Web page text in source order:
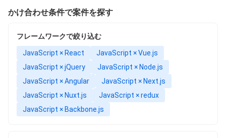
かけ合わせ条件で案件を探す
フレームワークで絞り込む
JavaScript × React
JavaScript × Vue.js
JavaScript × jQuery
JavaScript × Node.js
JavaScript × Angular
JavaScript × Next.js
JavaScript × Nuxt.js
JavaScript × redux
JavaScript × Backbone.js